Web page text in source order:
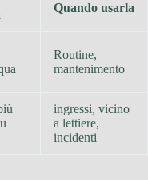
Quando usarla
Routine,
mantenimento
ingressi, vicino
a lettiere,
incidenti